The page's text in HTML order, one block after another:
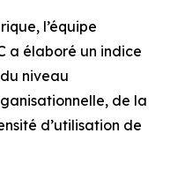
l’équipe
a élaboré un indice
niveau
de la
d’utilisation de